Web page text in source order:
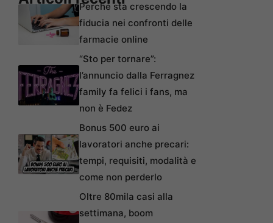
Perché sta crescendo la
fiducia nei confronti delle
farmacie online
“Sto per tornare”:
l’annuncio dalla Ferragnez
family fa felici i fans, ma
non è Fedez
Bonus 500 euro ai
lavoratori anche precari:
tempi, requisiti, modalità e
come non perderlo
Oltre 80mila casi alla
settimana, boom